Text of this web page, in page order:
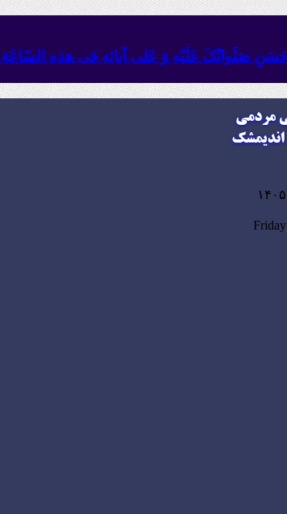
صَلَواتُکَ عَلَیْهِ وَ عَلى آبائِهِ فی هذِهِ